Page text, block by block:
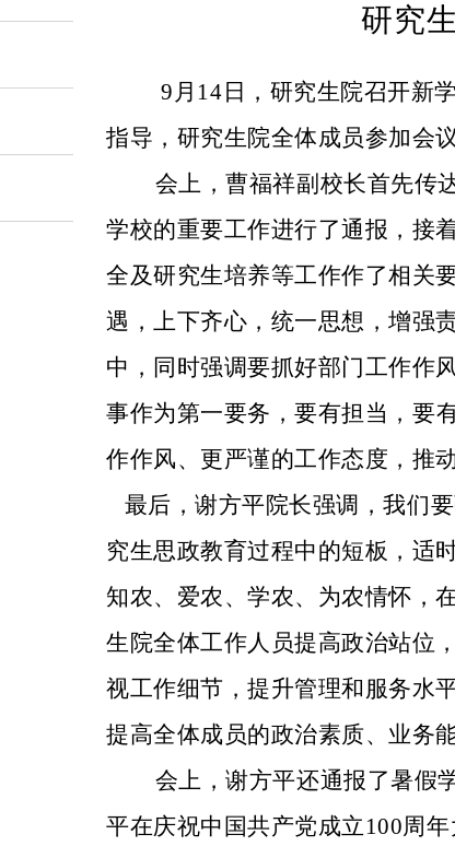
研究
9 月 14 日，研究生院召开新
指导， 研究生院全体成员参加会议
会上，曹福祥副校长首先传
学校的重要工作进行了通报，接
全及研究生培养等工作作了相关
遇，上下齐心，统一思想，增强
中，同时强调要抓好部门工作作
事作为第一要务，要有担当 ，要
作作风、更严谨的工作态度，推
最后，谢方平院长强调，我们
究生思政教育过程中的短板，适
知农、 爱农、学农、 为农情怀，
生院全体工作人员提高政治站位
视工作细节，提升管理和服务水
提高全体成员的政治素质、业务
会上，谢方平还通报了暑假
平在庆祝中国共产党成立100周